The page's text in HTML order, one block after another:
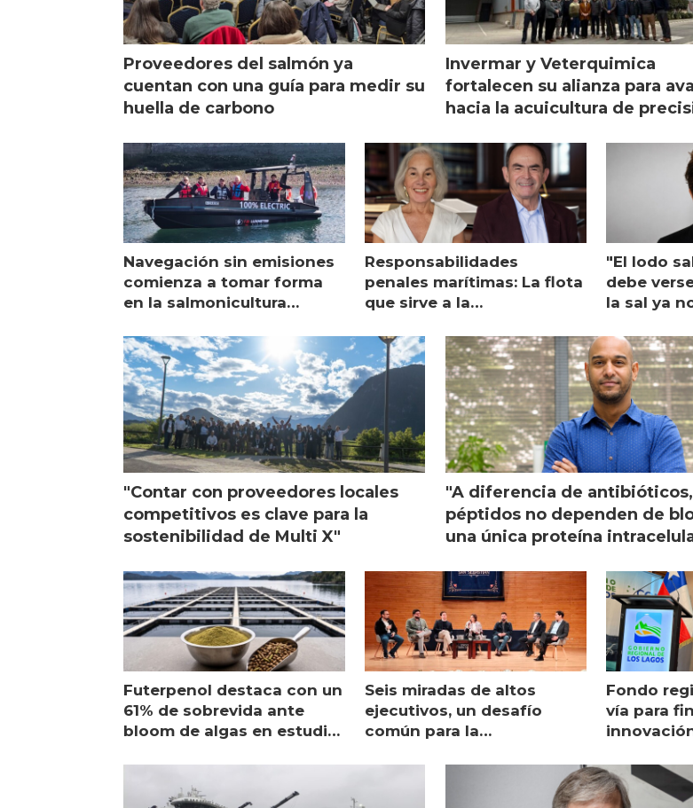
Proveedores del salmón ya
cuentan con una guía para medir su
huella de carbono
Invermar y Veterquimica
fortalecen su alianza para
hacia la acuicultura de
Navegación sin emisiones
comienza a tomar forma
en la salmonicultura
Responsabilidades
penales marítimas: La flota
que sirve a la
visión
"El lodo
debe
la sal ya
"Contar con proveedores locales
competitivos es clave para la
sostenibilidad de Multi X"
"A diferencia de antibióticos,
péptidos no dependen de
una única proteína
Futerpenol destaca con un
61% de sobrevida ante
bloom de algas en estudio
Seis miradas de altos
ejecutivos, un desafío
común para la
Fondo
vía para